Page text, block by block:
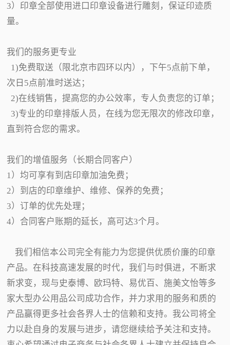
3）印章全部使用进口印章设备进行雕刻，保证印迹质
量。
我们的服务更专业
1)免费取送（限北京市四环以内），下午5点前下单，
次日5点前准时送达；
2)在线销售，提高您的办公效率，专人负责您的订单；
3)专业的印章排版人员，在线为您无限次的修改印章，
直到符合您的需求。
我们的增值服务（长期合同客户）
1）均可享有到店印章加油免费；
2）到店的印章维护、维修、保养的免费；
3）订单的优先处理；
4）合同客户账期的延长，高可达3个月。
我们相信本公司完全有能力为您提供优质价廉的印章
产品。在科技高速发展的时代，我们与时俱进，不断求
新求变，现与史泰博、欧玛特、易优百、施美文怡等多
家大型办公用品公司成功合作，并力求用的服务和质的
产品赢得更多社会各界人士的信赖和支持。我公司将全
力以赴自身的发展与进步，请您继续给予关注和支持。